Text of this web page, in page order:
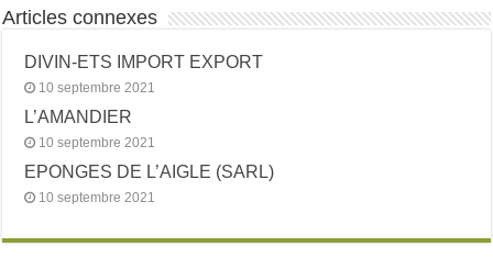
Articles connexes
DIVIN-ETS IMPORT EXPORT
10 septembre 2021
L’AMANDIER
10 septembre 2021
EPONGES DE L’AIGLE (SARL)
10 septembre 2021